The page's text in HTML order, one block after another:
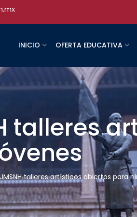
INICIO OFERTA EDUCATIVA
talleres
talleres artísticos abiertos para